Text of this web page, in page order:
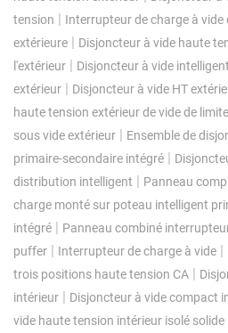
tension | Interrupteur de charge à vide
extérieure | Disjoncteur à vide haute
l'extérieur | Disjoncteur à vide
extérieur | Disjoncteur à vide HT
haute tension extérieur de vide de limite
sous vide extérieur | Ensemble de
primaire-secondaire intégré |
distribution intelligent | Panneau
charge monté sur poteau intelligent
intégré | Panneau combiné
puffer | Interrupteur de charge à vide |
trois positions haute tension CA |
intérieur | Disjoncteur à vide compact
vide haute tension intérieur isolé solide